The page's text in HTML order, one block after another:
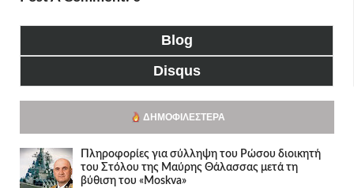
Blog
Disqus
ΔΗΜΟΦΙΛΈΣΤΕΡΑ
Πληροφορίες για σύλληψη του Ρώσου διοικητή
του Στόλου της Mαύρης Θάλασσας μετά τη
βύθιση του «Moskva»